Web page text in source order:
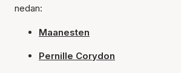
nedan:
Maanesten
Pernille Corydon